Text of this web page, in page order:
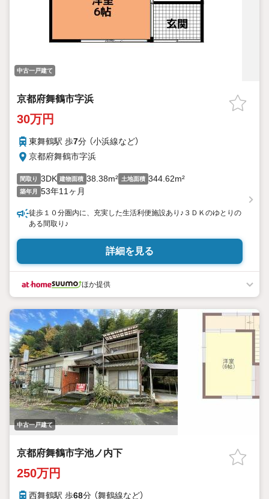
中古一戸建て
京都府舞鶴市字浜
30万円
東舞鶴駅 歩7分 （小浜線など）
京都府舞鶴市字浜
間取り 3DK 建物面積 38.38m² 土地面積 344.62m²
築年月 53年11ヶ月
徒歩１０分圏内に、充実した生活利便施設あり♪３ＤＫのゆとりの
ある間取り♪
詳細を見る
ほか提供
中古一戸建て
京都府舞鶴市字池ノ内下
250万円
西舞鶴駅 歩68分 （舞鶴線など）